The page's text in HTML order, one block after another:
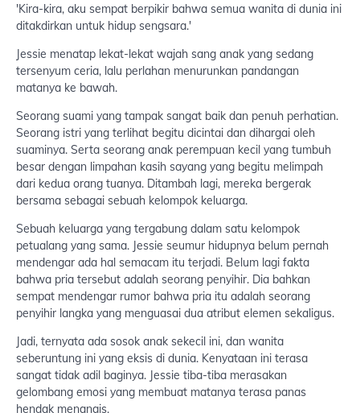
'Kira-kira, aku sempat berpikir bahwa semua wanita di dunia ini
ditakdirkan untuk hidup sengsara.'
Jessie menatap lekat-lekat wajah sang anak yang sedang
tersenyum ceria, lalu perlahan menurunkan pandangan
matanya ke bawah.
Seorang suami yang tampak sangat baik dan penuh perhatian.
Seorang istri yang terlihat begitu dicintai dan dihargai oleh
suaminya. Serta seorang anak perempuan kecil yang tumbuh
besar dengan limpahan kasih sayang yang begitu melimpah
dari kedua orang tuanya. Ditambah lagi, mereka bergerak
bersama sebagai sebuah kelompok keluarga.
Sebuah keluarga yang tergabung dalam satu kelompok
petualang yang sama. Jessie seumur hidupnya belum pernah
mendengar ada hal semacam itu terjadi. Belum lagi fakta
bahwa pria tersebut adalah seorang penyihir. Dia bahkan
sempat mendengar rumor bahwa pria itu adalah seorang
penyihir langka yang menguasai dua atribut elemen sekaligus.
Jadi, ternyata ada sosok anak sekecil ini, dan wanita
seberuntung ini yang eksis di dunia. Kenyataan ini terasa
sangat tidak adil baginya. Jessie tiba-tiba merasakan
gelombang emosi yang membuat matanya terasa panas
hendak menangis.